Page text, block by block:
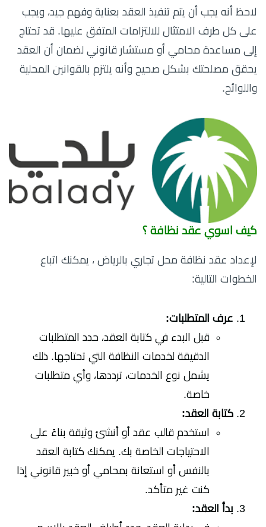
لاحظ أنه يجب أن يتم تنفيذ العقد بعناية وفهم جيد، ويجب
على كل طرف الامتثال للالتزامات المتفق عليها. قد تحتاج
إلى مساعدة محامي أو مستشار قانوني لضمان أن العقد
يحقق مصلحتك بشكل صحيح وأنه يلتزم بالقوانين المحلية
واللوائح.
كيف اسوي عقد نظافة ؟
لإعداد عقد نظافة محل تجاري بالرياض ، يمكنك اتباع
الخطوات التالية:
عرف المتطلبات:
قبل البدء في كتابة العقد، حدد المتطلبات
الدقيقة لخدمات النظافة التي تحتاجها. ذلك
يشمل نوع الخدمات، ترددها، وأي متطلبات
خاصة.
كتابة العقد:
استخدم قالب عقد أو أنشئ وثيقة بناءً على
الاحتياجات الخاصة بك. يمكنك كتابة العقد
بالنفس أو استعانة بمحامي أو خبير قانوني إذا
كنت غير متأكد.
بدأ العقد: